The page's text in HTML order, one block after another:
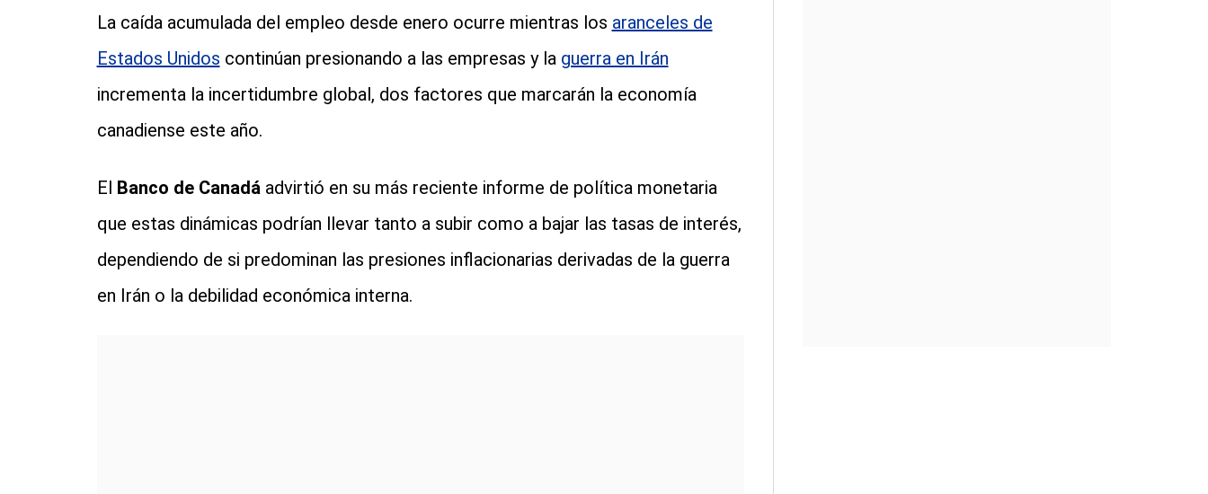
La caída acumulada del empleo desde enero ocurre mientras los aranceles de
Estados Unidos continúan presionando a las empresas y la guerra en Irán
incrementa la incertidumbre global, dos factores que marcarán la economía
canadiense este año.
El Banco de Canadáadvirtió en su más reciente informe de política monetaria
que estas dinámicas podrían llevar tanto a subir como a bajar las tasas de interés,
dependiendo de si predominan las presiones inflacionarias derivadas de la guerra
en Irán o la debilidad económica interna.